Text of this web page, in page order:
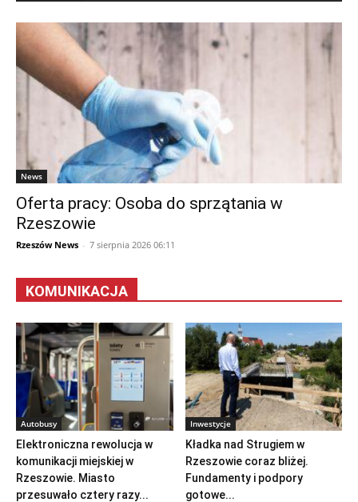
News
Oferta pracy: Osoba do sprzątania w
Rzeszowie
Rzeszów News - 7 sierpnia 2026 06:11
KOMUNIKACJA
Autobusy
Elektroniczna rewolucja w
komunikacji miejskiej w
Rzeszowie. Miasto
przesuwało cztery razy...
Inwestycje
Kładka nad Strugiem w
Rzeszowie coraz bliżej.
Fundamenty i podpory
gotowe...